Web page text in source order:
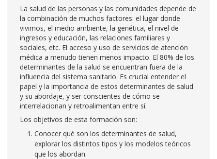
La salud de las personas y las comunidades depende de
la combinación de muchos factores: el lugar donde
vivimos, el medio ambiente, la genética, el nivel de
ingresos y educación, las relaciones familiares y
sociales, etc. El acceso y uso de servicios de atención
médica a menudo tienen menos impacto. El 80% de los
determinantes de la salud se encuentran fuera de la
influencia del sistema sanitario. Es crucial entender el
papel y la importancia de estos determinantes de salud
y su abordaje, y ser conscientes de cómo se
interrelacionan y retroalimentan entre sí.
Los objetivos de esta formación son:
Conocer qué son los determinantes de salud,
explorar los distintos tipos y los modelos teóricos
que los abordan.